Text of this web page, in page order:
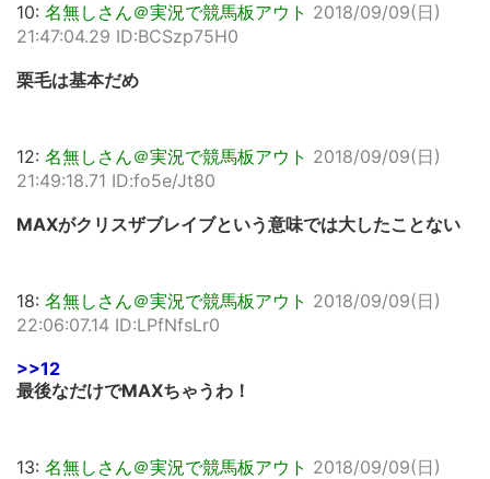
10: 名無しさん＠実況で競馬板アウト 2018/09/09(日)
21:47:04.29 ID:BCSzp75H0
栗毛は基本だめ
12: 名無しさん＠実況で競馬板アウト 2018/09/09(日)
21:49:18.71 ID:fo5e/Jt80
MAXがクリスザブレイブという意味では大したことない
18: 名無しさん＠実況で競馬板アウト 2018/09/09(日)
22:06:07.14 ID:LPfNfsLr0
>>12
最後なだけでMAXちゃうわ！
13: 名無しさん＠実況で競馬板アウト 2018/09/09(日)